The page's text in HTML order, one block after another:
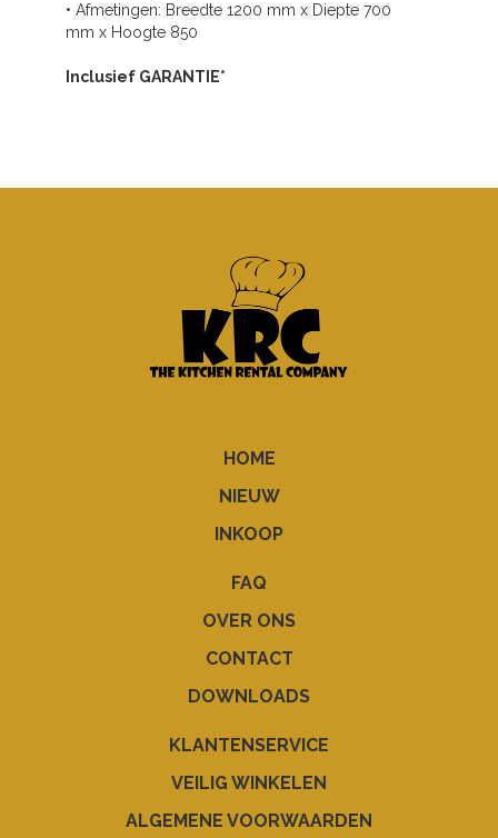
• Afmetingen: Breedte 1200 mm x Diepte 700
mm x Hoogte 850
Inclusief GARANTIE*
HOME
NIEUW
INKOOP
FAQ
OVER ONS
CONTACT
DOWNLOADS
KLANTENSERVICE
VEILIG WINKELEN
ALGEMENE VOORWAARDEN